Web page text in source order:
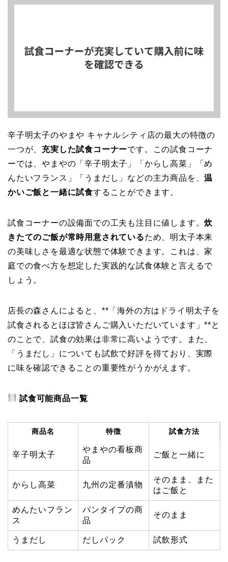
辛子明太子のやまや キャナルシティ店の最大の特徴の
一つが、 充実した試食コーナーです。この試食コーナ
ーでは、やまやの「辛子明太子」「からし高菜」「め
んたいフランス」「うまだし」などの主力商品を、温
かいご飯と一緒に試食することができます。
試食コーナーの設備面での工夫も注目に値します。炊
きたてのご飯が常時用意されているため、明太子本来
の美味しさを最適な状態で体験できます。これは、家
庭での食べ方を想定した実践的な試食体験と言えるで
しょう。
店長の森さんによると、**「海外の方はドライ明太子を
試食されるとほぼ皆さんご購入いただいています」**と
のことで、試食の効果は非常に高いようです。また、
「うまだし」についても試飲で好評を得ており、実際
に味を確認できることの重要性がうかがえます。
試食可能商品一覧
商品名 特徴 試食方法
辛子明太子
やまやの看板商
品
ご飯と一緒に
からし高菜 九州の定番漬物
そのまま、また
はご飯と
めんたいフラン
ス
パンタイプの商
品
そのまま
うまだし だしパック 試飲形式